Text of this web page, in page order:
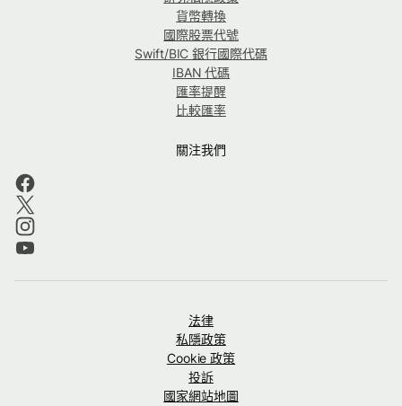
貨幣轉換
國際股票代號
Swift/BIC 銀行國際代碼
IBAN 代碼
匯率提醒
比較匯率
關注我們
法律
私隱政策
Cookie 政策
投訴
國家網站地圖